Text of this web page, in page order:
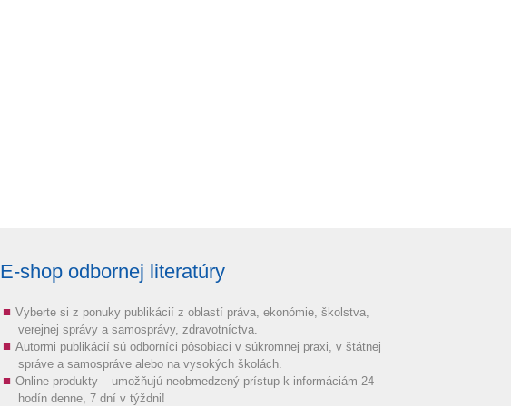
E-shop odbornej literatúry
Vyberte si z ponuky publikácií z oblastí práva, ekonómie, školstva,
verejnej správy a samosprávy, zdravotníctva.
Autormi publikácií sú odborníci pôsobiaci v súkromnej praxi, v štátnej
správe a samospráve alebo na vysokých školách.
Online produkty – umožňujú neobmedzený prístup k informáciám 24
hodín denne, 7 dní v týždni!